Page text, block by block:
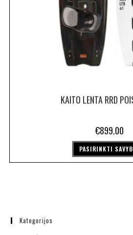
KAITO LENTA RRD
€899.00
PASIRINKTI
Kategorijos